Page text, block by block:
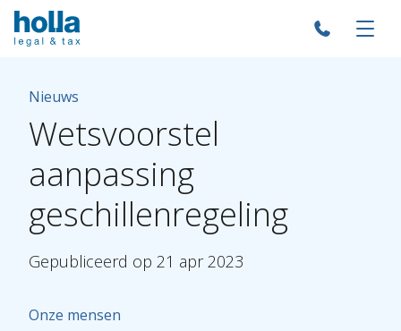
Nieuws
Wetsvoorstel
aanpassing
geschillenregeling
Gepubliceerd op 21 apr 2023
Onze mensen